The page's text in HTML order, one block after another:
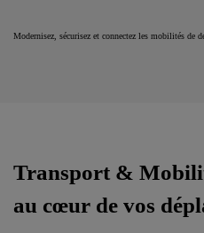
Modernisez, sécurisez et connectez les mobilités de
Transport &
au cœur de vos